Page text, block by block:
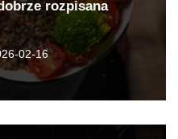
rozpisana
02-16